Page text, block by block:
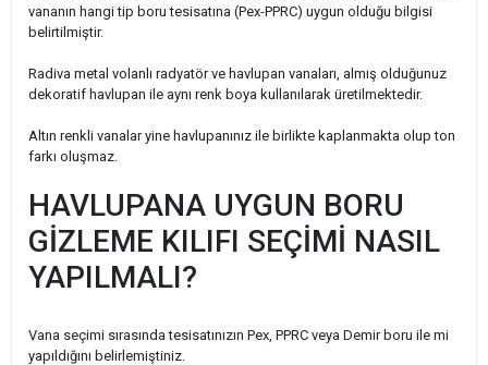
vananın hangi tip boru tesisatına (Pex-PPRC) uygun olduğu bilgisi
belirtilmiştir.
Radiva metal volanlı radyatör ve havlupan vanaları, almış olduğunuz
dekoratif havlupan ile aynı renk boya kullanılarak üretilmektedir.
Altın renkli vanalar yine havlupanınız ile birlikte kaplanmakta olup ton
farkı oluşmaz.
HAVLUPANA UYGUN BORU
GİZLEME KILIFI SEÇİMİ NASIL
YAPILMALI?
Vana seçimi sırasında tesisatınızın Pex, PPRC veya Demir boru ile mi
yapıldığını belirlemiştiniz.